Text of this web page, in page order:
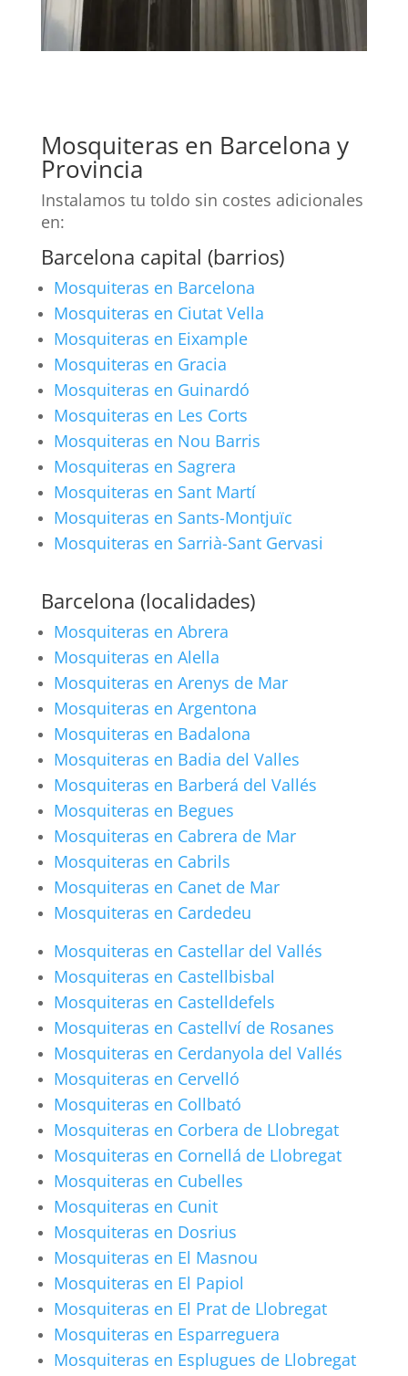
Mosquiteras en Barcelona y
Provincia
Instalamos tu toldo sin costes adicionales
en:
Barcelona capital (barrios)
Mosquiteras en Barcelona
Mosquiteras en Ciutat Vella
Mosquiteras en Eixample
Mosquiteras en Gracia
Mosquiteras en Guinardó
Mosquiteras en Les Corts
Mosquiteras en Nou Barris
Mosquiteras en Sagrera
Mosquiteras en Sant Martí
Mosquiteras en Sants-Montjuïc
Mosquiteras en Sarrià-Sant Gervasi
Barcelona (localidades)
Mosquiteras en Abrera
Mosquiteras en Alella
Mosquiteras en Arenys de Mar
Mosquiteras en Argentona
Mosquiteras en Badalona
Mosquiteras en Badia del Valles
Mosquiteras en Barberá del Vallés
Mosquiteras en Begues
Mosquiteras en Cabrera de Mar
Mosquiteras en Cabrils
Mosquiteras en Canet de Mar
Mosquiteras en Cardedeu
Mosquiteras en Castellar del Vallés
Mosquiteras en Castellbisbal
Mosquiteras en Castelldefels
Mosquiteras en Castellví de Rosanes
Mosquiteras en Cerdanyola del Vallés
Mosquiteras en Cervelló
Mosquiteras en Collbató
Mosquiteras en Corbera de Llobregat
Mosquiteras en Cornellá de Llobregat
Mosquiteras en Cubelles
Mosquiteras en Cunit
Mosquiteras en Dosrius
Mosquiteras en El Masnou
Mosquiteras en El Papiol
Mosquiteras en El Prat de Llobregat
Mosquiteras en Esparreguera
Mosquiteras en Esplugues de Llobregat